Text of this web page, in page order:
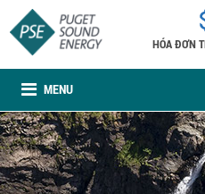
MENU
HÓA ĐƠN